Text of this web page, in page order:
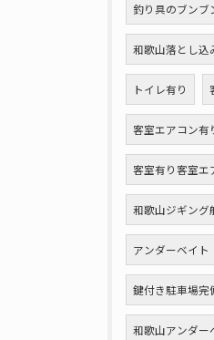
釣り具のブンブ
和歌山落とし込
トイレ有り
客室エアコン有
客室有り客室エ
和歌山ジギング
アンダーベイト
鍵付き駐車場完
和歌山アンダー